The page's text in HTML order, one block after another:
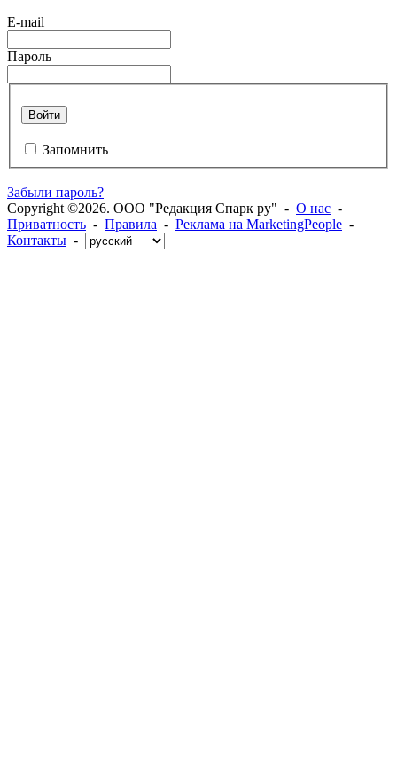
E-mail
Пароль
Войти
Запомнить
Забыли пароль?
Copyright ©2026. ООО "Редакция Спарк ру" - О нас -
Приватность - Правила - Реклама на MarketingPeople -
Контакты -